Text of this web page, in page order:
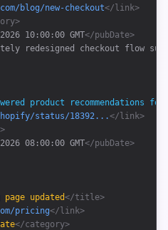
blog/new-checkout</link>
10:00:00 GMT</pubDate>
redesigned checkout flow
product recommendations for
status/18392... </link>
08:00:00 GMT</pubDate>
updated </title>
pricing</link>
</category>